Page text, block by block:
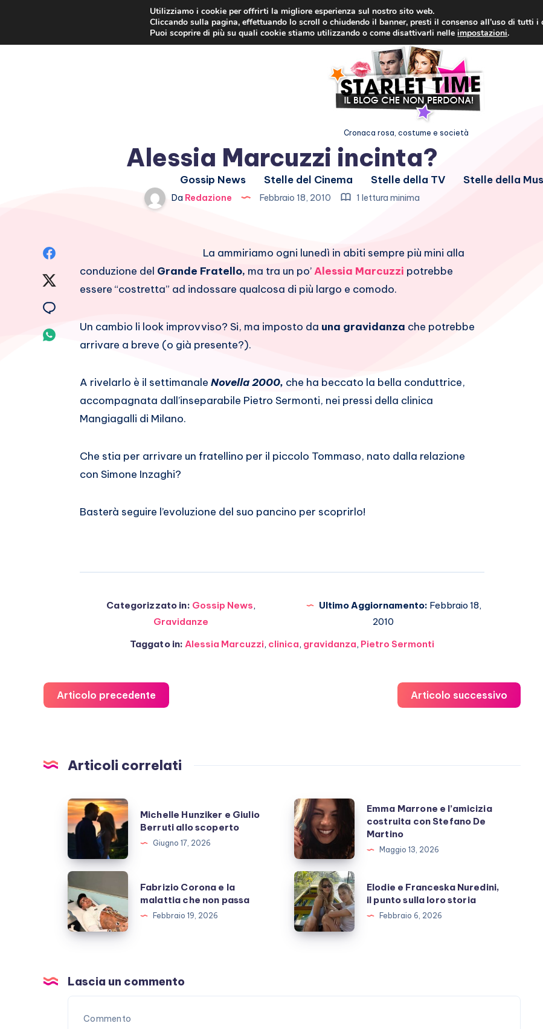
Cronaca rosa, costume e società
Gossip News Stelle del Cinema Stelle della TV Stelle della
Alessia Marcuzzi incinta?
Da Redazione Febbraio 18, 2010 1 lettura minima
Twitter
Condividi
Whatsapp
La ammiriamo ogni lunedì in abiti sempre più mini alla
conduzione del Grande Fratello, ma tra un po’Alessia Marcuzzi potrebbe
essere “costretta” ad indossare qualcosa di più largo e comodo.
Un cambio li look improvviso? Si, ma imposto da una gravidanza che potrebbe
arrivare a breve (o già presente?).
A rivelarlo è il settimanale Novella 2000, che ha beccato la bella conduttrice,
accompagnata dall’inseparabile Pietro Sermonti, nei pressi della clinica
Mangiagalli di Milano.
Che stia per arrivare un fratellino per il piccolo Tommaso, nato dalla relazione
con Simone Inzaghi?
Basterà seguire l’evoluzione del suo pancino per scoprirlo!
Categorizzato in: Gossip News,
Gravidanze
Ultimo Aggiornamento: Febbraio 18,
2010
Taggato in: Alessia Marcuzzi, clinica, gravidanza, Pietro Sermonti
Articolo precedente Articolo successivo
Articoli correlati
Michelle
Hunziker
Giulio
Berruti
allo
scoperto
Michelle Hunziker e Giulio
Berruti allo scoperto
Giugno 17, 2026
Emma
Marrone
e
l’amicizia
costruita
con
Stefano
De
Emma Marrone e l’amicizia
costruita con Stefano De
Martino
Maggio 13, 2026
Fabrizio
Corona
e
la
non
passa
Fabrizio Corona e la
malattia che non passa
Febbraio 19, 2026
Elodie
e
Franceska
Nuredini,
loro
Elodie e Franceska Nuredini,
il punto sulla loro storia
Febbraio 6, 2026
Lascia un commento
Utilizziamo i cookie per offrirti la migliore esperienza sul nostro sito web.
Cliccando sulla pagina, effettuando lo scroll o chiudendo il banner, presti il consenso all’uso di tutti i
Puoi scoprire di più su quali cookie stiamo utilizzando o come disattivarli nelleimpostazioni.